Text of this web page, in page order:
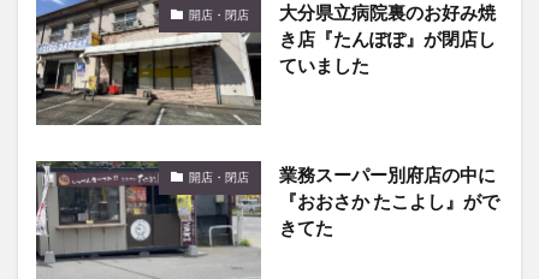
開店・閉店
大分県立病院裏のお好み焼
き店『たんぽぽ』が閉店し
ていました
開店・閉店
業務スーパー別府店の中に
『おおさか たこよし』がで
きてた